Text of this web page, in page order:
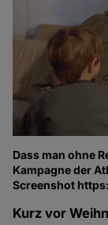
Dass man ohne
Kampagne der
Screenshot
Kurz vor